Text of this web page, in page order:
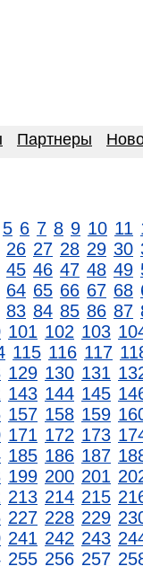
Партнеры
5 6 7 8 9 10 11
26 27 28 29 30
45 46 47 48 49
64 65 66 67 68
83 84 85 86 87
101 102 103
115 116 117
129 130 131
143 144 145
157 158 159
171 172 173
185 186 187
199 200 201
213 214 215
227 228 229
241 242 243
255 256 257